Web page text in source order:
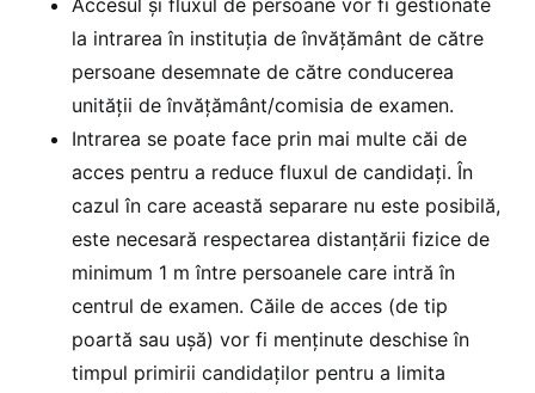
Accesul şi fluxul de persoane vor fi gestionate
la intrarea în instituţia de învăţământ de către
persoane desemnate de către conducerea
unităţii de învăţământ/comisia de examen.
Intrarea se poate face prin mai multe căi de
acces pentru a reduce fluxul de candidați. În
cazul în care această separare nu este posibilă,
este necesară respectarea distanţării fizice de
minimum 1 m între persoanele care intră în
centrul de examen. Căile de acces (de tip
poartă sau uşă) vor fi menţinute deschise în
timpul primirii candidaților pentru a limita